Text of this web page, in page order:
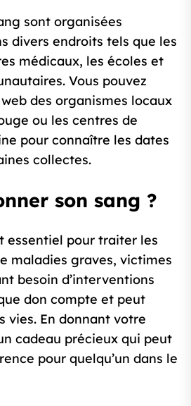
sont organisées
divers endroits tels que les
médicaux, les écoles et
Vous pouvez
des organismes locaux
ou les centres de
pour connaître les dates
collectes.
son sang ?
essentiel pour traiter les
maladies graves, victimes
besoin d’interventions
don compte et peut
vies. En donnant votre
cadeau précieux qui peut
pour quelqu’un dans le